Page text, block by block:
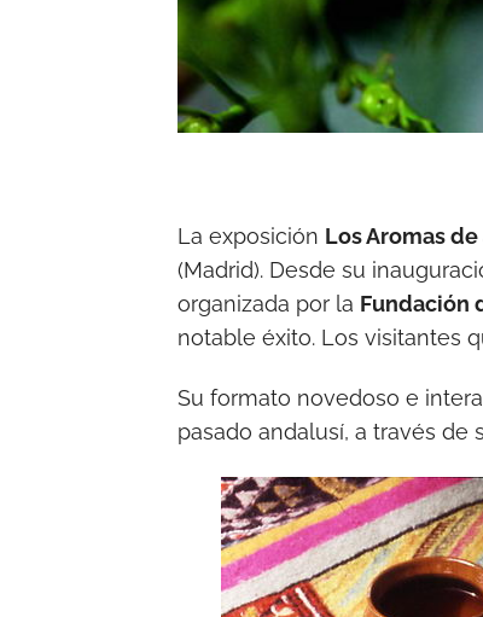
La exposición Los Aromas
(Madrid). Desde su
organizada por la Fundación
notable éxito. Los visitantes
Su formato novedoso e
pasado andalusí, a través